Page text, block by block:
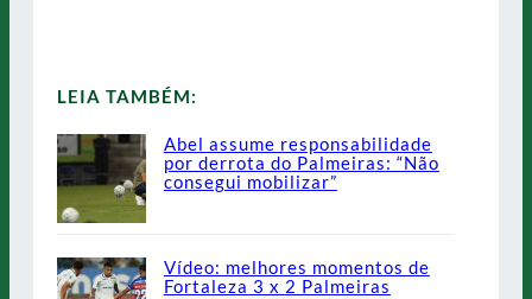
LEIA TAMBÉM:
Abel assume responsabilidade
por derrota do Palmeiras: “Não
consegui mobilizar”
Vídeo: melhores momentos de
Fortaleza 3 x 2 Palmeiras